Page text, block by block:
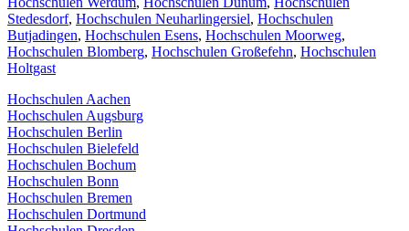
Stedesdorf, Hochschulen Neuharlingersiel, Hochschulen
Butjadingen, Hochschulen Esens, Hochschulen Moorweg,
Hochschulen Blomberg, Hochschulen Großefehn, Hochschulen
Holtgast
Hochschulen Aachen
Hochschulen Augsburg
Hochschulen Berlin
Hochschulen Bielefeld
Hochschulen Bochum
Hochschulen Bonn
Hochschulen Bremen
Hochschulen Dortmund